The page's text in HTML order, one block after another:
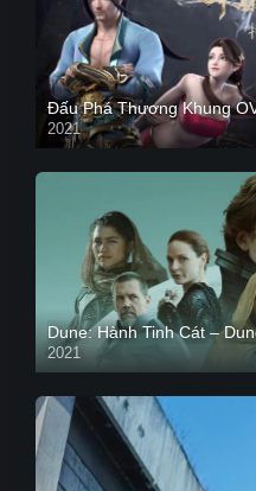
Đấu Phá Thương Khung
2021
Dune: Hành Tinh Cát –
2021
HD VIETSUB